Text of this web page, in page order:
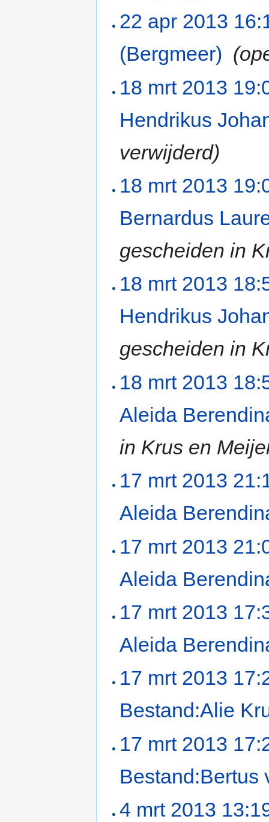
22 apr 2013
(Bergmeer)
18 mrt 2013
Hendrikus
verwijderd)
18 mrt 2013
Bernardus
gescheiden in
18 mrt 2013
Hendrikus
gescheiden in
18 mrt 2013
Aleida
in Krus en
17 mrt 2013
Aleida
17 mrt 2013
Aleida
17 mrt 2013
Aleida
17 mrt 2013
Bestand:Alie
17 mrt 2013
Bestand:Bertus
4 mrt 2013